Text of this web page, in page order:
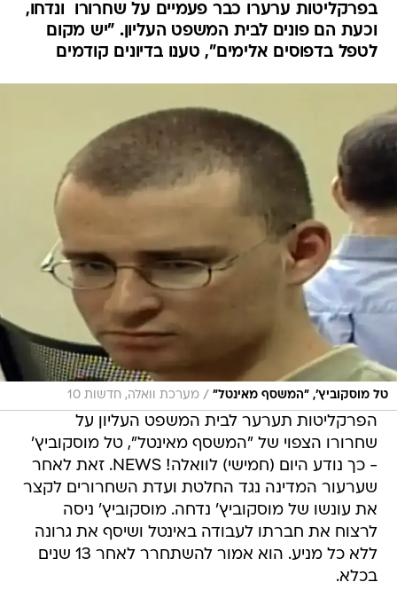
בפרקליטות ערערו כבר פעמיים על שחרורו  ונדחו,
וכעת הם פונים לבית המשפט העליון. "יש מקום
לטפל בדפוסים אלימים", טענו בדיונים קודמים
טל מוסקוביץ', "המשסף מאינטל" / מערכת וואלה, חדשות 10
הפרקליטות תערער לבית המשפט העליון על
שחרורו הצפוי של "המשסף מאינטל", טל מוסקוביץ'
- כך נודע היום (חמישי) לוואלה! NEWS. זאת לאחר
שערעור המדינה נגד החלטת ועדת השחרורים לקצר
את עונשו של מוסקוביץ' נדחה. מוסקוביץ' ניסה
לרצוח את חברתו לעבודה באינטל ושיסף את גרונה
ללא כל מניע. הוא אמור להשתחרר לאחר 13 שנים
בכלא.